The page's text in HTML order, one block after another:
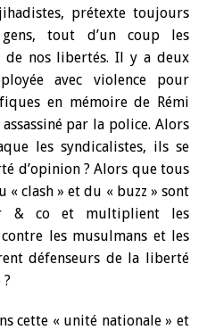
prétexte toujours
tout d’un coup les
de nos libertés. Il y a deux
avec violence pour
en mémoire de Rémi
par la police. Alors
les syndicalistes, ils se
d’opinion ? Alors que tous
« clash » et du « buzz » sont
& co et multiplient les
les musulmans et les
défenseurs de la liberté
cette « unité nationale » et